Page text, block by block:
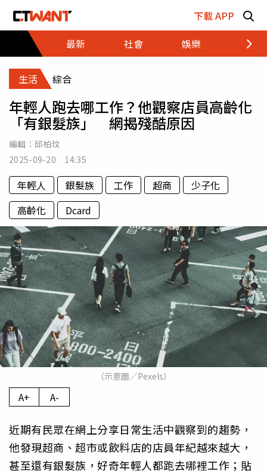
下載 APP
最新
社會 娛樂 財經
生活 綜合
年輕人跑去哪工作？他觀察店員高齡化
「有銀髮族」 網揭殘酷原因
編輯： 邱柏玟
2025-09-20 14:35
年輕人 銀髮族 工作 超商
少子化
高齡化
Dcard
（示意圖／Pexels）
A+ A-
近期有民眾在網上分享日常生活中觀察到的趨勢，
他發現超商、超市或飲料店的店員年紀越來越大，
甚至還有銀髮族，好奇年輕人都跑去哪裡工作；貼